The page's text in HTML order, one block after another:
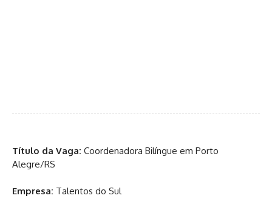
Título da Vaga: Coordenadora Bilíngue em Porto
Alegre/RS
Empresa: Talentos do Sul